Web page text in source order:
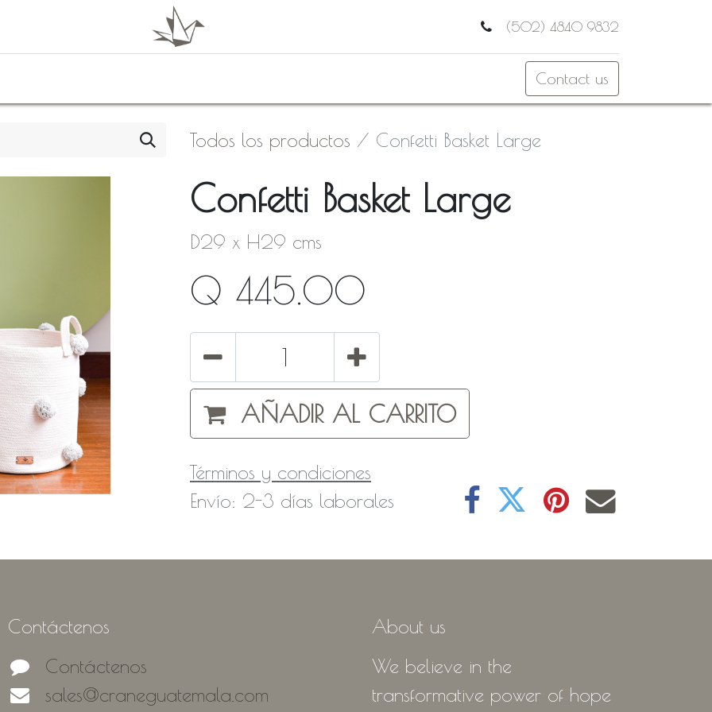
(502) 4840 9832
Contact us
Todos los productos Confetti Basket Large
Confetti Basket Large
D29 x H29 cms
Q 445.00
AÑADIR AL CARRITO
Términos y condiciones
Envío: 2-3 días laborales
Contáctenos
Contáctenos
sales@craneguatemala.com
About us
We believe in the
transformative power of hope